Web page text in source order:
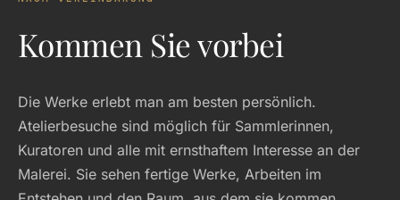
Kommen Sie vorbei
Die Werke erlebt man am besten persönlich.
Atelierbesuche sind möglich für Sammlerinnen,
Kuratoren und alle mit ernsthaftem Interesse an der
Malerei. Sie sehen fertige Werke, Arbeiten im